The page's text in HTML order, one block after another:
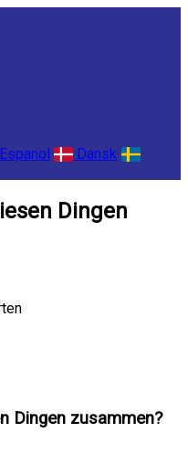
Dansk
Dingen
Dingen zusammen?